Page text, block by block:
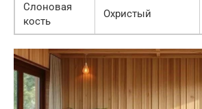
Слоновая
кость
Охристый